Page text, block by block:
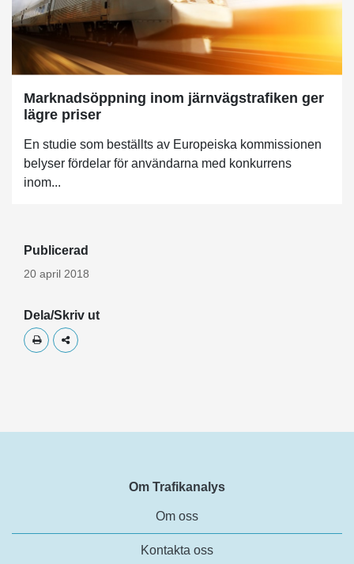
Marknadsöppning inom järnvägstrafiken ger
lägre priser
En studie som beställts av Europeiska kommissionen
belyser fördelar för användarna med konkurrens
inom...
Publicerad
20 april 2018
Dela/Skriv ut
Skriv utDela
Om Trafikanalys
Om oss
Kontakta oss